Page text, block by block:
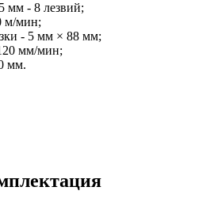
мм - 8 лезвий;
м/мин;
- 5 мм × 88 мм;
мм/мин;
мм.